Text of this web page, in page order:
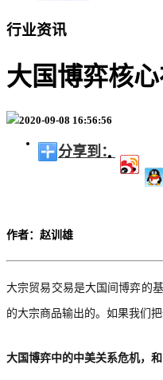
行业资讯
大国博弈核
2020-09-08 16:56:56
分享到：
作者：赵训雄
大宗贸易交易是大国间博弈的
的大宗商品输出的。如果我们
大国博弈中的中美关系危机，